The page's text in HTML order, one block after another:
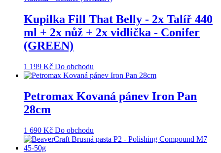
Kupilka Fill That Belly - 2x Talíř 440
ml + 2x nůž + 2x vidlička - Conifer
(GREEN)
1 199 Kč Do obchodu
Petromax Kovaná pánev Iron Pan
28cm
1 690 Kč Do obchodu